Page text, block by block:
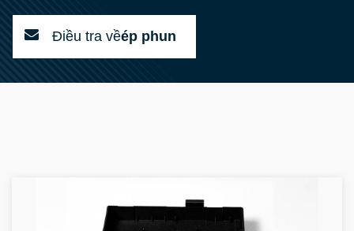
Điều tra vềép phun